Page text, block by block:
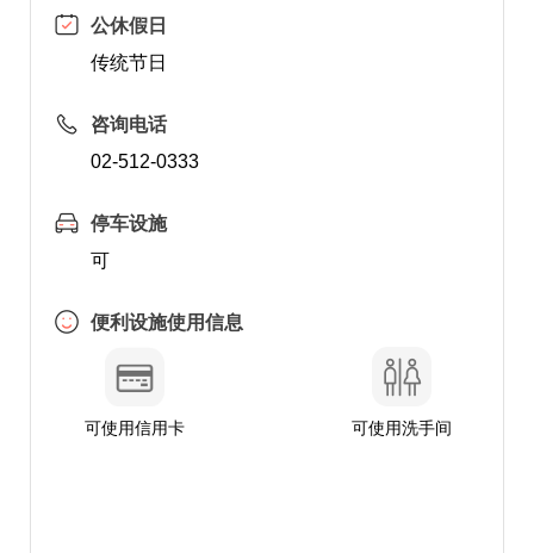
公休假日
传统节日
咨询电话
02-512-0333
停车设施
可
便利设施使用信息
可使用信用卡 可使用洗手间